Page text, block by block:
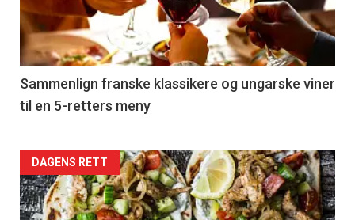
nå
-
5
Sammenlign franske klassikere og ungarske viner
til en 5-retters meny
Forsiden
akkurat
DAGENS RETT